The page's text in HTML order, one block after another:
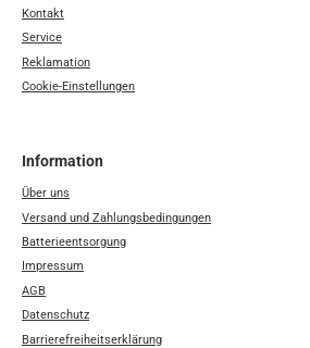
Kontakt
Service
Reklamation
Cookie-Einstellungen
Information
Über uns
Versand und Zahlungsbedingungen
Batterieentsorgung
Impressum
AGB
Datenschutz
Barrierefreiheitserklärung